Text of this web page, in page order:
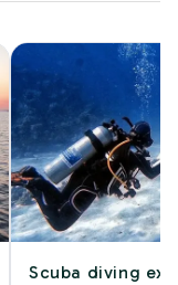
Scuba diving